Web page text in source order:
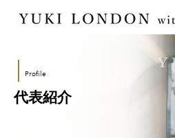
Profile
代表紹介
最新情報
トピック
メディア
イベント情
事業内
アロマイベント
イベント
出張アロマ
アロマセレモニー《ゲ
天然アロマ
aroma bar【完
アロマ空間
アロマ空間導入の目
お問い合
アロマ空間無料体験お
会社概要
代表の想